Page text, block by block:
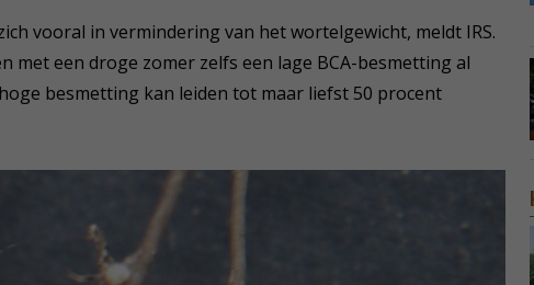
vooral in vermindering van het wortelgewicht, meldt IRS.
een droge zomer zelfs een lage BCA-besmetting al
besmetting kan leiden tot maar liefst 50 procent